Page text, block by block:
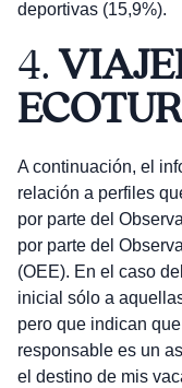
deportivas (15,9%).
4.
A continuación, el
relación a perfiles
por parte del
por parte del
(OEE). En el caso
inicial sólo a
pero que indican
responsable es un
el destino de mis